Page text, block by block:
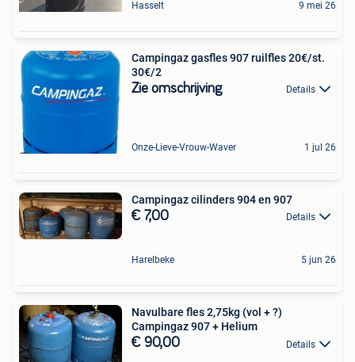
Hasselt 9 mei 26
Campingaz gasfles 907 ruilfles 20€/st.
30€/2
Zie omschrijving Details
Onze-Lieve-Vrouw-Waver 1 jul 26
Campingaz cilinders 904 en 907
€ 7,00 Details
Harelbeke 5 jun 26
Navulbare fles 2,75kg (vol + ?)
Campingaz 907 + Helium
€ 90,00 Details